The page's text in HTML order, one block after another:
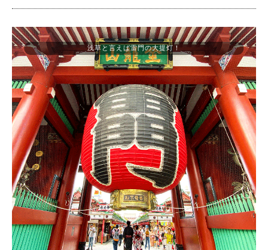
浅草と言えば雷門の大提灯！